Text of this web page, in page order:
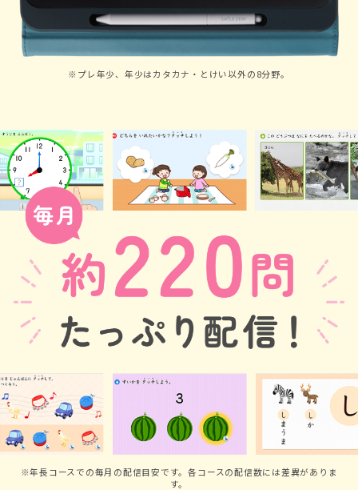
※プレ年少、年少はカタカナ・とけい以外の8分野。
※年長コースでの毎月の配信目安です。各コースの配信数には差異がありま
す。